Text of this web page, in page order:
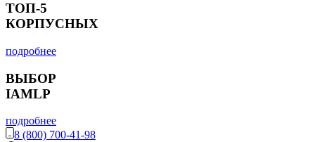
ТОП-5
КОРПУСНЫХ
подробнее
ВЫБОР
IAMLP
подробнее
8 (800) 700-41-98